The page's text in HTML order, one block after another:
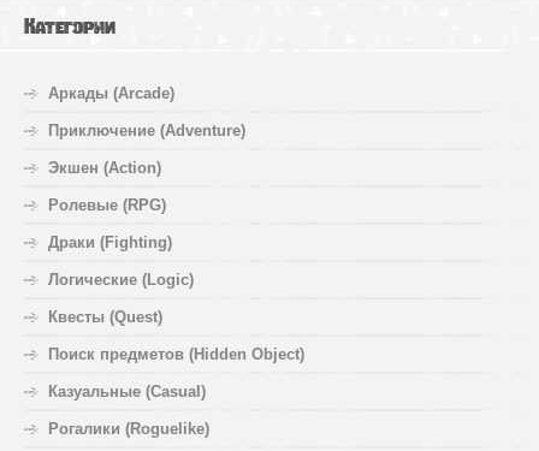
Категории
Аркады (Arcade)
Приключение (Adventure)
Экшен (Action)
Ролевые (RPG)
Драки (Fighting)
Логические (Logic)
Квесты (Quest)
Поиск предметов (Hidden Object)
Казуальные (Casual)
Рогалики (Roguelike)